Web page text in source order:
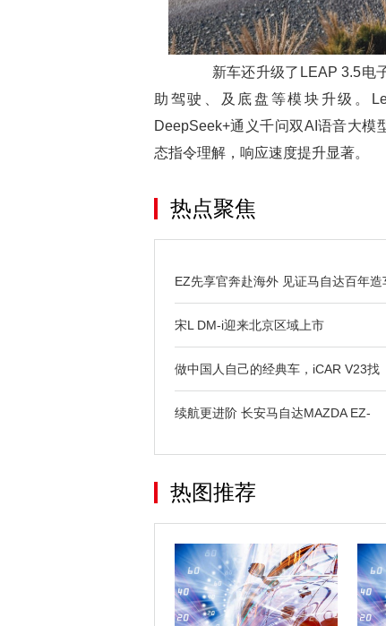
新车还升级了LEAP 3.5电子
助驾驶、及底盘等模块升级。
DeepSeek+通义千问双AI语音大模
态指令理解，响应速度提升显著。
热点聚焦
EZ先享官奔赴海外 见证马自达百年造
宋L DM-i迎来北京区域上市
做中国人自己的经典车，iCAR V23找
续航更进阶 长安马自达MAZDA EZ-
热图推荐